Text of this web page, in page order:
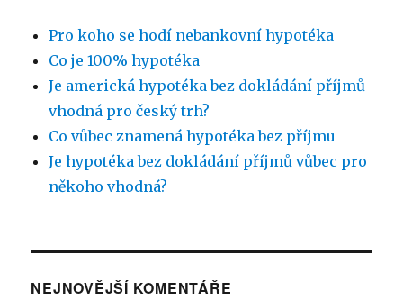
Pro koho se hodí nebankovní hypotéka
Co je 100% hypotéka
Je americká hypotéka bez dokládání příjmů
vhodná pro český trh?
Co vůbec znamená hypotéka bez příjmu
Je hypotéka bez dokládání příjmů vůbec pro
někoho vhodná?
NEJNOVĚJŠÍ KOMENTÁŘE